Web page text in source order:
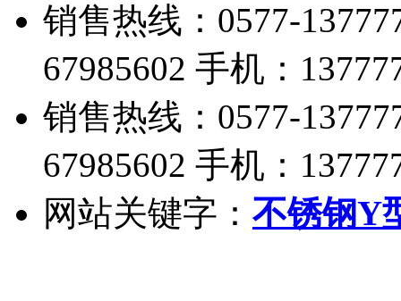
销售热线：0577-
67985602 手机：
销售热线：0577-
67985602 手机：
网站关键字： 不锈钢Y